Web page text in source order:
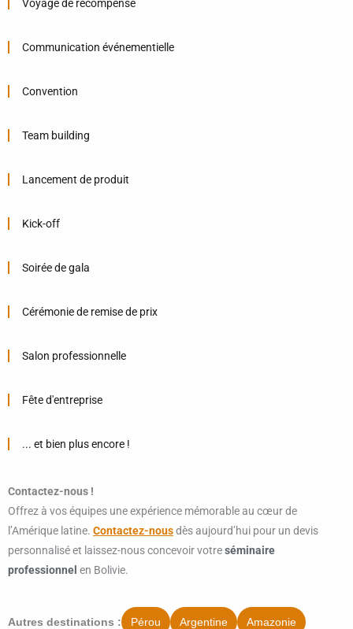
Voyage de récompense
Communication événementielle
Convention
Team building
Lancement de produit
Kick-off
Soirée de gala
Cérémonie de remise de prix
Salon professionnelle
Fête d'entreprise
... et bien plus encore !
Contactez-nous !
Offrez à vos équipes une expérience mémorable au cœur de
l’Amérique latine. Contactez-nousdès aujourd’hui pour un devis
personnalisé et laissez-nous concevoir votreséminaire
professionnel en Bolivie.
Autres destinations : Pérou Argentine Amazonie